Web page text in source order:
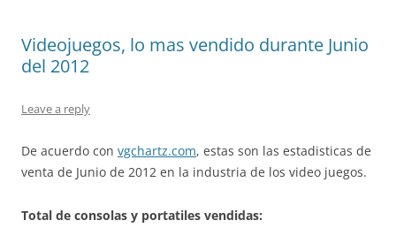
Videojuegos, lo mas vendido durante Junio
del 2012
Leave a reply
De acuerdo con vgchartz.com, estas son las estadisticas de
venta de Junio de 2012 en la industria de los video juegos.
Total de consolas y portatiles vendidas: